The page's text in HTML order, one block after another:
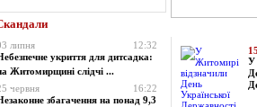
липня
12:32
укриття для дитсадка:
Житомирщині слідчі ...
червня
16:22
збагачення на понад 9,3
У